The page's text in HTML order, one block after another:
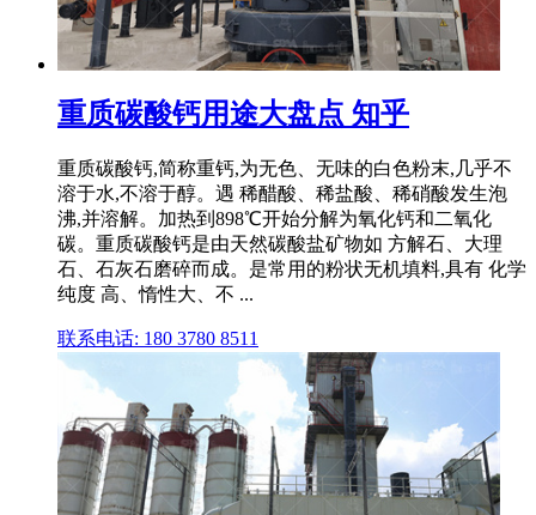
重质碳酸钙用途大盘点 知乎
重质碳酸钙,简称重钙,为无色、无味的白色粉末,几乎不
溶于水,不溶于醇。遇 稀醋酸、稀盐酸、稀硝酸发生泡
沸,并溶解。加热到898℃开始分解为氧化钙和二氧化
碳。重质碳酸钙是由天然碳酸盐矿物如 方解石、大理
石、石灰石磨碎而成。是常用的粉状无机填料,具有 化学
纯度 高、惰性大、不 ...
联系电话: 180 3780 8511